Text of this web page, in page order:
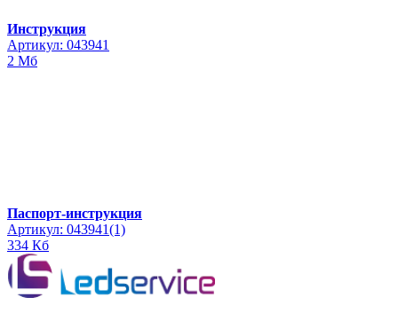
Инструкция
Артикул: 043941
2 Мб
Паспорт-инструкция
Артикул: 043941(1)
334 Кб